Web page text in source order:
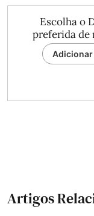
Escolha o
preferida de
Adicionar
Artigos